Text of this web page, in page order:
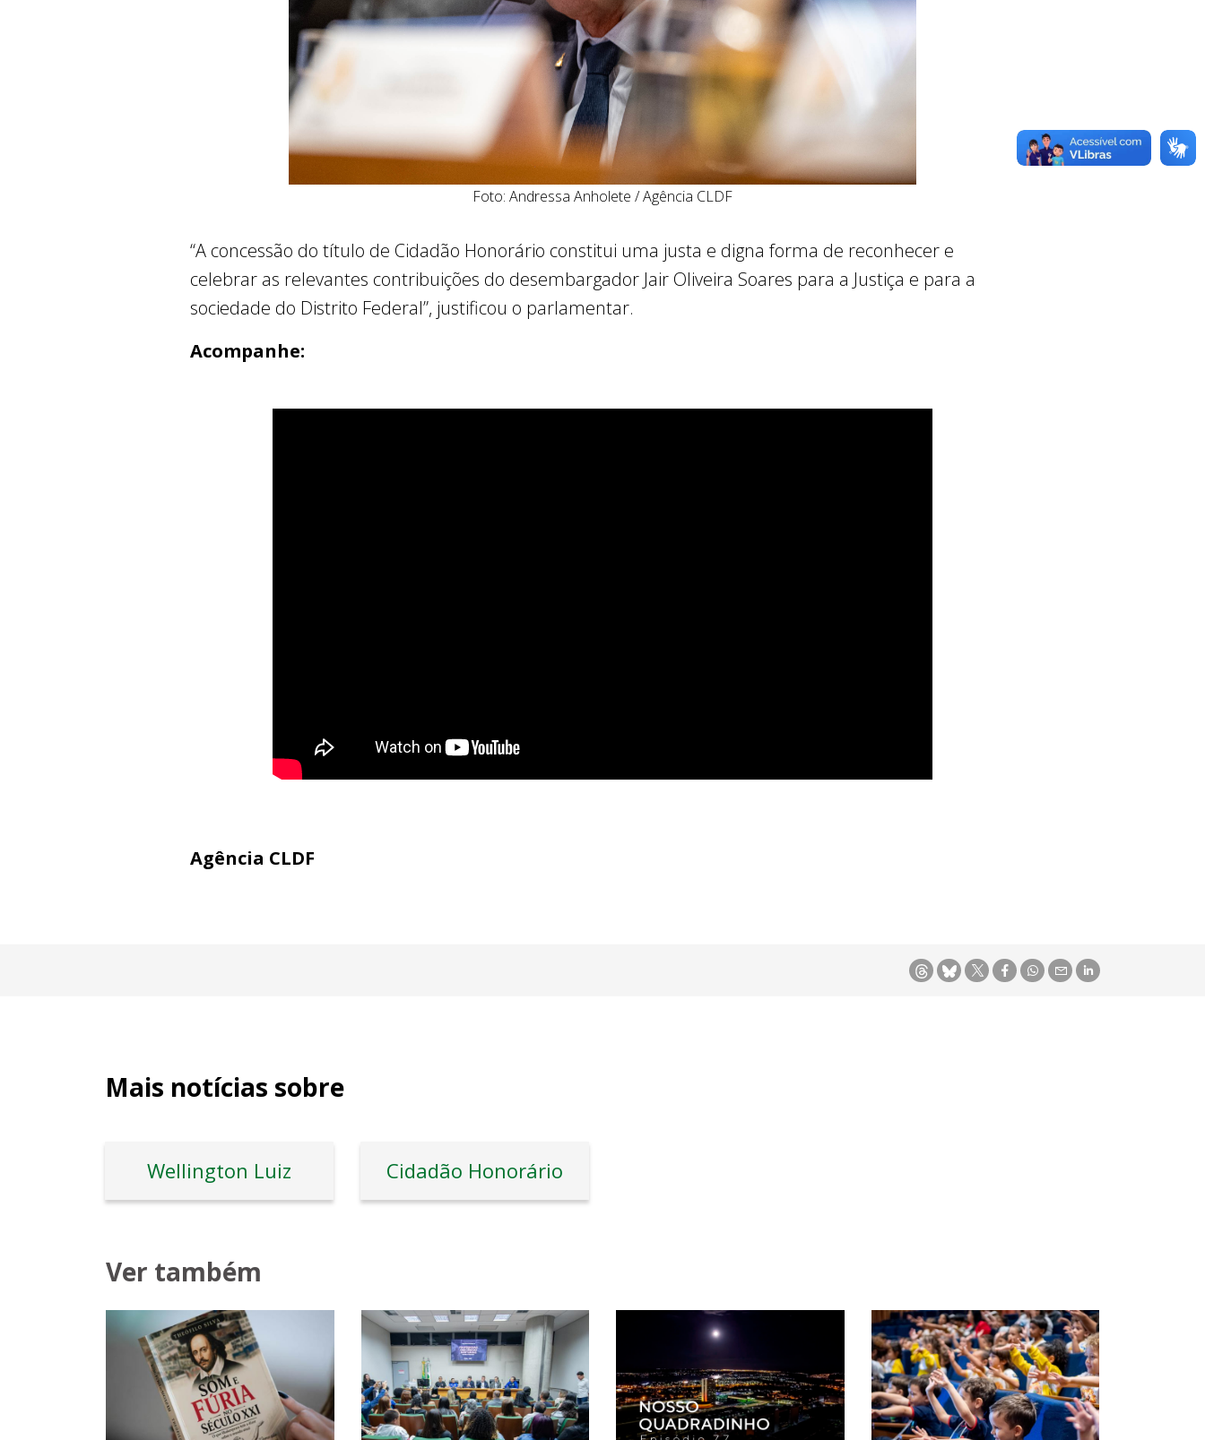
Foto: Andressa Anholete / Agência CLDF
“A concessão do título de Cidadão Honorário constitui uma justa e digna forma de reconhecer e
celebrar as relevantes contribuições do desembargador Jair Oliveira Soares para a Justiça e para a
sociedade do Distrito Federal”, justificou o parlamentar.
Acompanhe:
Agência CLDF
Mais notícias sobre
Wellington Luiz Cidadão Honorário
Ver também